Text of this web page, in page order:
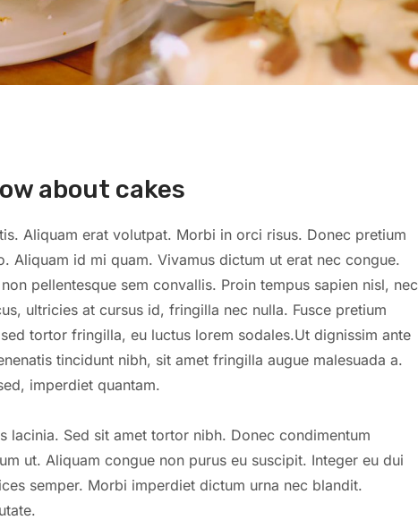
about cakes
Aliquam erat volutpat. Morbi in orci risus. Donec pretium
Aliquam id mi quam. Vivamus dictum ut erat nec congue.
pellentesque sem convallis. Proin tempus sapien nisl, nec
ultricies at cursus id, fringilla nec nulla. Fusce pretium
tortor fringilla, eu luctus lorem sodales.Ut dignissim ante
tincidunt nibh, sit amet fringilla augue malesuada a.
imperdiet quantam.
lacinia. Sed sit amet tortor nibh. Donec condimentum
ut. Aliquam congue non purus eu suscipit. Integer eu dui
semper. Morbi imperdiet dictum urna nec blandit.